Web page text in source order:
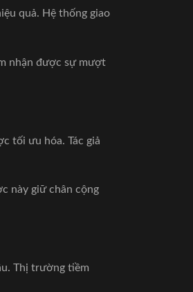
quả. Hệ thống giao
nhận được sự mượt
tối ưu hóa. Tác giả
này giữ chân cộng
Thị trường tiềm